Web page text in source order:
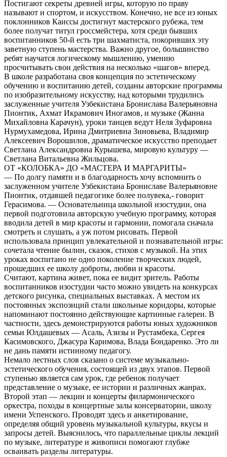
Постигают секреты древней игры, которую по праву
называют и спортом, и искусством. Конечно, не все из юных
поклонников Каиссы достигнут мастерского рубежа, тем
более получат титул гроссмейстера, хотя среди бывших
воспитанников 50-й есть три шахматиста, покоривших эту
заветную ступень мастерства. Важно другое, большинство
ребят научатся логическому мышлению, умению
просчитывать свои действия на несколько «шагов» вперед.
В школе разработана своя концепция по эстетическому
обучению и воспитанию детей, созданы авторские программы
по изобразительному искусству, над которыми трудились
заслуженные учителя Узбекистана Бронислава Валерьяновна
Пионтик, Ахмат Икрамович Иногамов, и музыке (Жанна
Михайловна Карачун), уроки танцев ведут Неля Зуфаровна
Нурмухамедова, Ирина Дмитриевна Зиновьева, Владимир
Алексеевич Ворошилов, драматическое искусство преподает
Светлана Александровна Курышева, мировую культуру —
Светлана Витальевна Жильцова.
ОТ «КОЛОБКА» ДО «МАСТЕРА И МАРГАРИТЫ»
— По долгу памяти и в благодарность хочу вспомнить о
заслуженном учителе Узбекистана Брониславе Валерьяновне
Пионтик, отдавшей педагогике более полувека,- говорит
Герасимова. — Основательница школьной изостудии, она
первой подготовила авторскую учебную программу, которая
вводила детей в мир красоты и гармонии, помогала сначала
смотреть и слушать, а уж потом рисовать. Первой
использовала принцип увлекательной и познавательной игры:
сочетала чтение былин, сказок, стихов с музыкой. На этих
уроках воспитано не одно поколение творческих людей,
прошедших ее школу доброты, любви и красоты.
Считают, картина живет, пока ее видит зритель. Работы
воспитанников изостудии часто можно увидеть на конкурсах
детского рисунка, специальных выставках. А местом их
постоянных экспозиций стали школьные коридоры, которые
напоминают постоянно действующие картинные галереи. В
частности, здесь демонстрируются работы юных художников
семьи Юлдашевых — Асаль, Азизы и Рустамбека, Сергея
Касимовского, Джасура Каримова, Влада Бондаренко. Это ли
не дань памяти истинному педагогу.
Немало лестных слов сказано о системе музыкально-
эстетического обучения, состоящей из двух этапов. Первой
ступенью является сам урок, где ребенок получает
представление о музыке, ее истории и различных жанрах.
Второй этап — лекции и концерты филармонического
оркестра, походы в концертные залы консерватории, школу
имени Успенского. Проводят здесь и анкетирование,
определяя общий уровень музыкальной культуры, вкусы и
запросы детей. Выяснилось, что параллельные циклы лекций
по музыке, литературе и живописи помогают глубже
осваивать разделы литературы.